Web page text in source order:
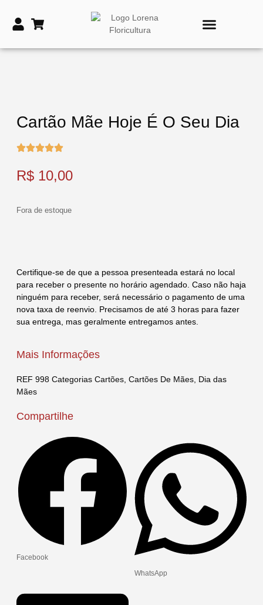
Cartão Mãe Hoje É O Seu Dia
R$ 10,00
Fora de estoque
Certifique-se de que a pessoa presenteada estará no local
para receber o presente no horário agendado. Caso não haja
ninguém para receber, será necessário o pagamento de uma
nova taxa de reenvio. Precisamos de até 3 horas para fazer
sua entrega, mas geralmente entregamos antes.
Mais Informações
REF 998 Categorias Cartões Cartões De Mães Dia das
Mães
Compartilhe
Facebook
WhatsApp